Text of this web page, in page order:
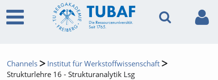
Channels
Institut für Werkstoffwissenschaft
Strukturlehre 16 - Strukturanalytik Lsg